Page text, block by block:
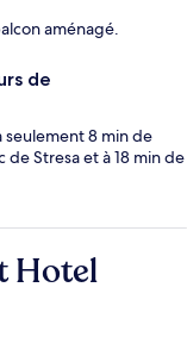
aménagé.
de
seulement 8 min de
Stresa et à 18 min de
Hotel